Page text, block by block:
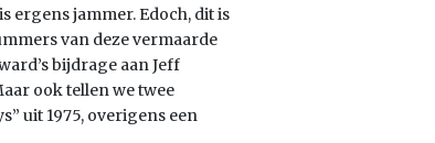
ergens jammer. Edoch, dit is
van deze vermaarde
bijdrage aan Jeff
ook tellen we twee
uit 1975, overigens een